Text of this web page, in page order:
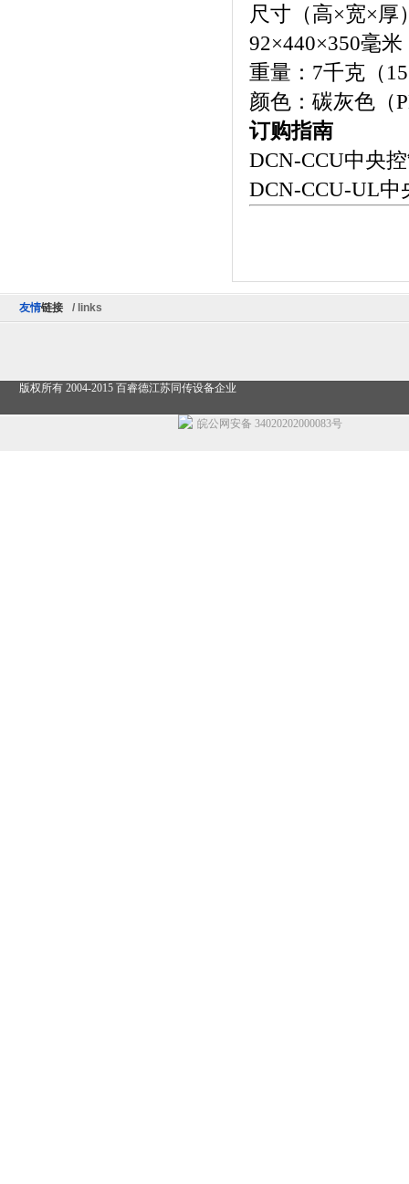
尺寸（高×宽×厚
92×440×350毫米
重量： 7千克（
颜色：碳灰色（
订购指南
DCN-CCU中央
DCN-CCU-UL中
友情链接 / links
版权所有 2004-2015 百睿德江苏同传设备企业
皖公网安备 34020202000083号